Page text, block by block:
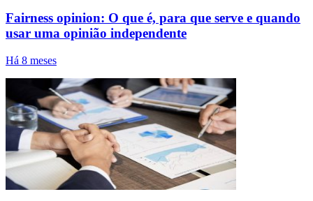
Fairness opinion: O que é, para que serve e quando
usar uma opinião independente
Há 8 meses